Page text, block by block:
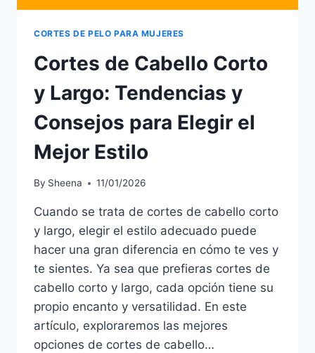
CORTES DE PELO PARA MUJERES
Cortes de Cabello Corto
y Largo: Tendencias y
Consejos para Elegir el
Mejor Estilo
By Sheena 11/01/2026
Cuando se trata de cortes de cabello corto
y largo, elegir el estilo adecuado puede
hacer una gran diferencia en cómo te ves y
te sientes. Ya sea que prefieras cortes de
cabello corto y largo, cada opción tiene su
propio encanto y versatilidad. En este
artículo, exploraremos las mejores
opciones de cortes de cabello…